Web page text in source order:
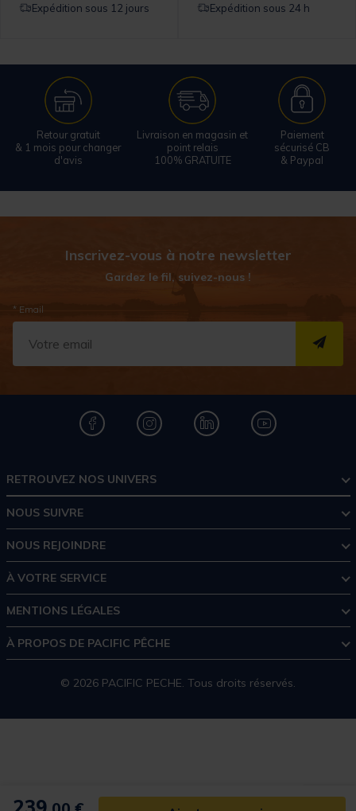
Expédition sous 12 jours Expédition sous 24 h
Retour gratuit
& 1 mois pour changer
d'avis
Livraison en magasin et
point relais
100% GRATUITE
Paiement
sécurisé CB
& Paypal
Inscrivez-vous à notre newsletter
Gardez le fil, suivez-nous !
* Email
RETROUVEZ NOS UNIVERS
NOUS SUIVRE
NOUS REJOINDRE
À VOTRE SERVICE
MENTIONS LÉGALES
À PROPOS DE PACIFIC PÊCHE
© 2026 PACIFIC PECHE. Tous droits réservés.